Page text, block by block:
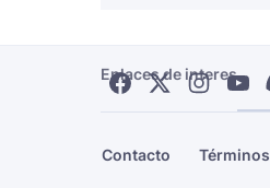
Enlaces de interes
Contacto Términos